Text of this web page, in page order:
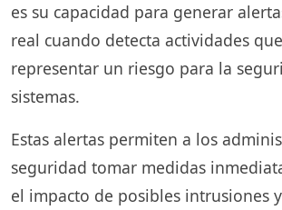
es su capacidad para generar
real cuando detecta actividades
representar un riesgo para la
sistemas.
Estas alertas permiten a los
seguridad tomar medidas
el impacto de posibles intrusiones